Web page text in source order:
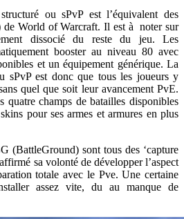
ou sPvP est l’équivalent des
de World of Warcraft. Il est à noter sur
dissocié du reste du jeu. Les
booster au niveau 80 avec
et un équipement générique. La
sPvP est donc que tous les joueurs y
quel que soit leur avancement PvE.
quatre champs de batailles disponibles
pour ses armes et armures en plus
(BattleGround) sont tous des ‘capture
sa volonté de développer l’aspect
totale avec le Pve. Une certaine
assez vite, du au manque de